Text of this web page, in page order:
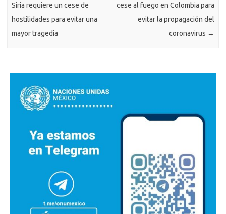
Siria requiere un cese de
hostilidades para evitar una
mayor tragedia
cese al fuego en Colombia para
evitar la propagación del
coronavirus →